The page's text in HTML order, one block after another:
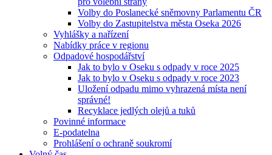
Volby do Poslanecké sněmovny Parlamentu ČR
Volby do Zastupitelstva města Oseka 2026
Vyhlášky a nařízení
Nabídky práce v regionu
Odpadové hospodářství
Jak to bylo v Oseku s odpady v roce 2025
Jak to bylo v Oseku s odpady v roce 2023
Uložení odpadu mimo vyhrazená místa není
správné!
Recyklace jedlých olejů a tuků
Povinné informace
E-podatelna
Prohlášení o ochraně soukromí